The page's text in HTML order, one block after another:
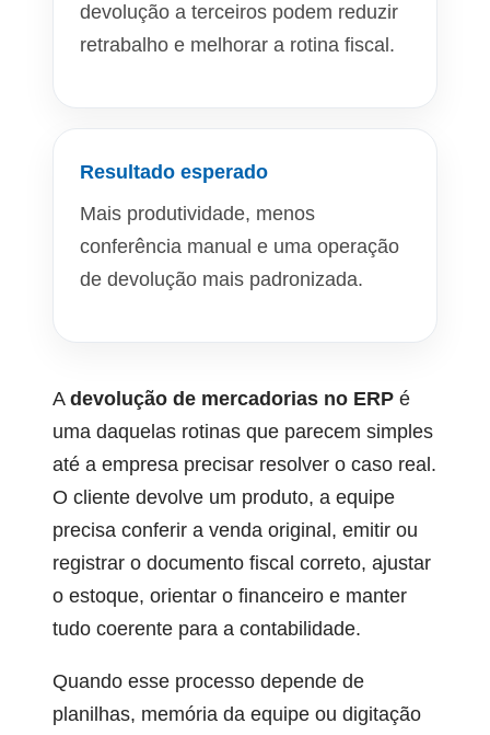
devolução a terceiros podem reduzir
retrabalho e melhorar a rotina fiscal.
Resultado esperado
Mais produtividade, menos
conferência manual e uma operação
de devolução mais padronizada.
A devolução de mercadorias no ERP é
uma daquelas rotinas que parecem simples
até a empresa precisar resolver o caso real.
O cliente devolve um produto, a equipe
precisa conferir a venda original, emitir ou
registrar o documento fiscal correto, ajustar
o estoque, orientar o financeiro e manter
tudo coerente para a contabilidade.
Quando esse processo depende de
planilhas, memória da equipe ou digitação